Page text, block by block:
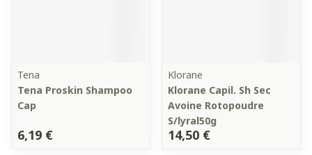
Tena
Tena Proskin Shampoo
Cap
6,19 €
Klorane
Klorane Capil. Sh Sec
Avoine Rotopoudre
S/lyral50g
14,50 €